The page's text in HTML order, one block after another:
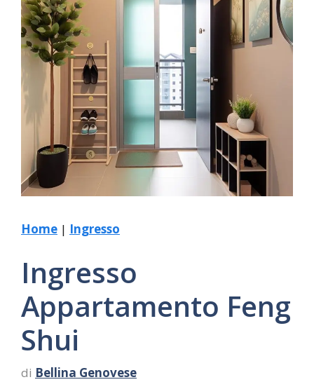
Home | Ingresso
Ingresso
Appartamento Feng
Shui
di Bellina Genovese